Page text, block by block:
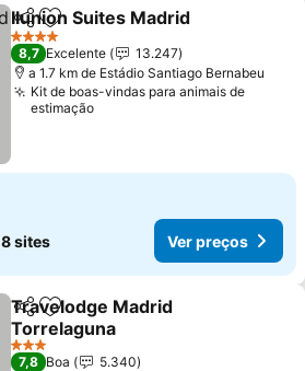
PartilharAdicionar aos favoritos
Ilunion Suites Madrid
4 Estrelas
8,7 Excelente
13.247
a 1.7 km de Estádio Santiago Bernabeu
Kit de boas-vindas para animais de
estimação
8 sites Ver preços
PartilharAdicionar aos favoritos
Travelodge Madrid
Torrelaguna
Ver preços
3 Estrelas
7,8 Boa
5.340